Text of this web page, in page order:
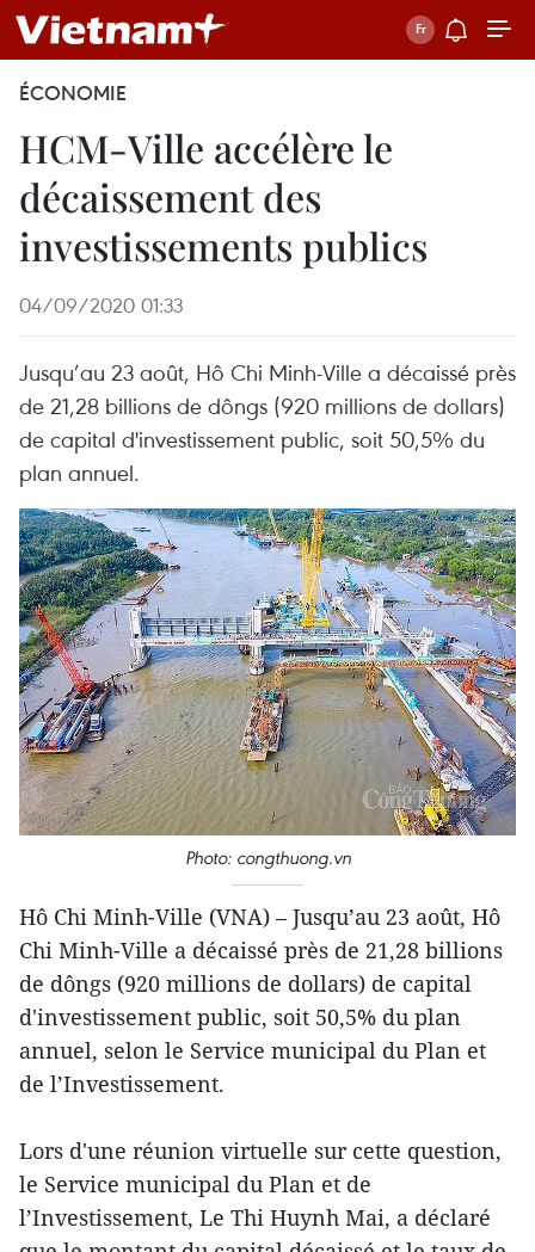
ÉCONOMIE
HCM-Ville accélère le
décaissement des
investissements publics
04/09/2020 01:33
Jusqu’au 23 août, Hô Chi Minh-Ville a décaissé près
de 21,28 billions de dôngs (920 millions de dollars)
de capital d'investissement public, soit 50,5% du
plan annuel.
Photo: congthuong.vn
Hô Chi Minh-Ville (VNA) – Jusqu’au 23 août, Hô
Chi Minh-Ville a décaissé près de 21,28 billions
de dôngs (920 millions de dollars) de capital
d'investissement public, soit 50,5% du plan
annuel, selon le Service municipal du Plan et
de l’Investissement.
Lors d'une réunion virtuelle sur cette question,
le Service municipal du Plan et de
l’Investissement, Le Thi Huynh Mai, a déclaré